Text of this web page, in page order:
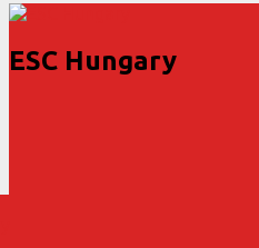
ESC Hungary